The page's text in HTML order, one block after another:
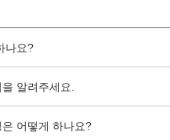
나요?
알려주세요.
어떻게 하나요?